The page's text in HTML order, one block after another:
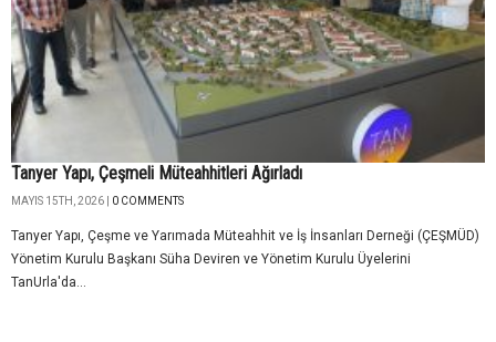
Tanyer Yapı, Çeşmeli Müteahhitleri Ağırladı
MAYIS 15TH, 2026 | 0 COMMENTS
Tanyer Yapı, Çeşme ve Yarımada Müteahhit ve İş İnsanları Derneği (ÇEŞMÜD)
Yönetim Kurulu Başkanı Süha Deviren ve Yönetim Kurulu Üyelerini
TanUrla'da...